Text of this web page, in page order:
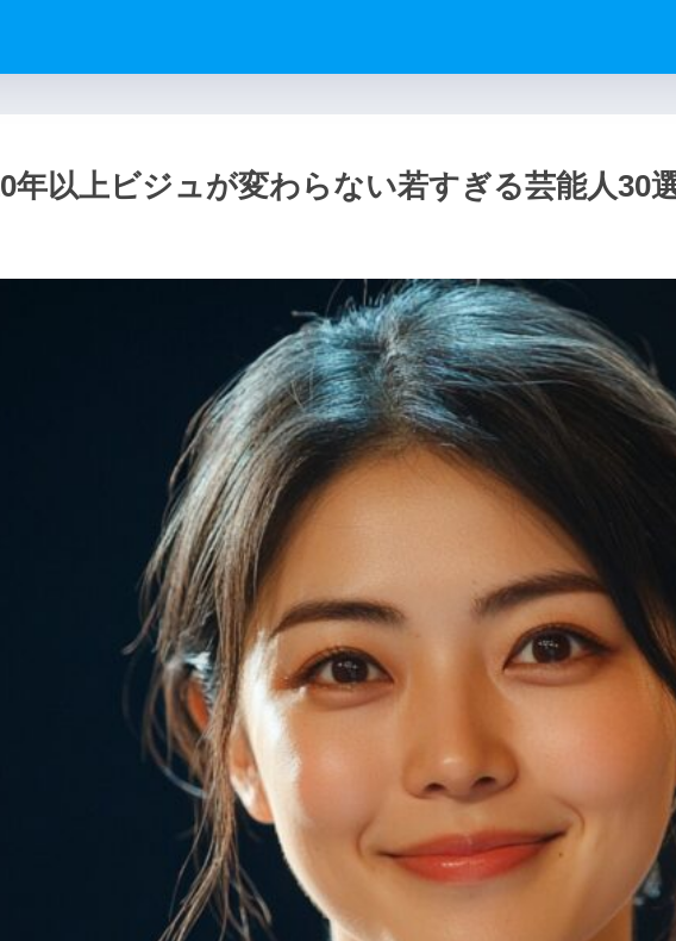
以上ビジュが変わらない若すぎる芸能人30